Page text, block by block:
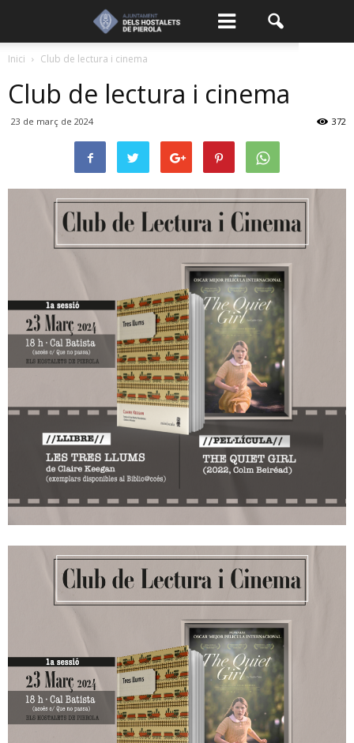
Inici Club de lectura i cinema
Club de lectura i cinema
23 de març de 2024 372